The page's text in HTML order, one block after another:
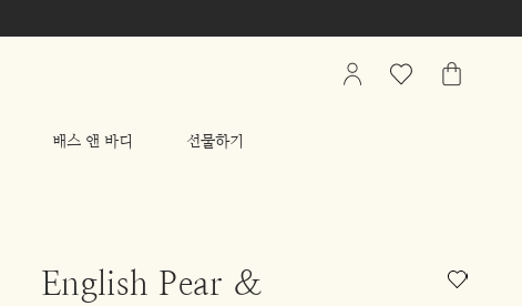
배스 앤 바디 선물하기
My
관
가
English Pear &